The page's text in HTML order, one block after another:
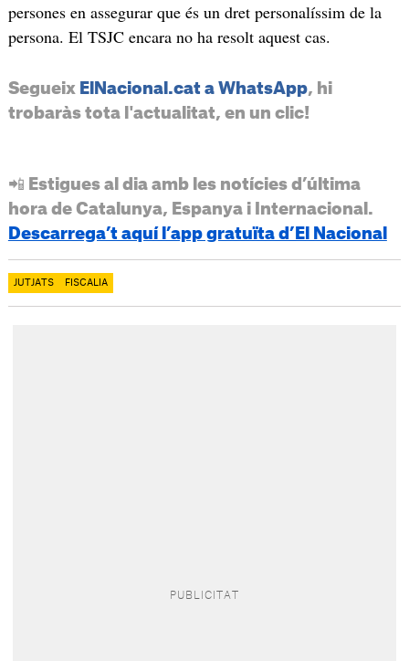
persones en assegurar que és un dret personalíssim de la
persona. El TSJC encara no ha resolt aquest cas.
Segueix ElNacional.cat a WhatsApp, hi
trobaràs tota l'actualitat, en un clic!
📲 Estigues al dia amb les notícies d’última
hora de Catalunya, Espanya i Internacional.
Descarrega’t aquí l’app gratuïta d’El Nacional
JUTJATS FISCALIA